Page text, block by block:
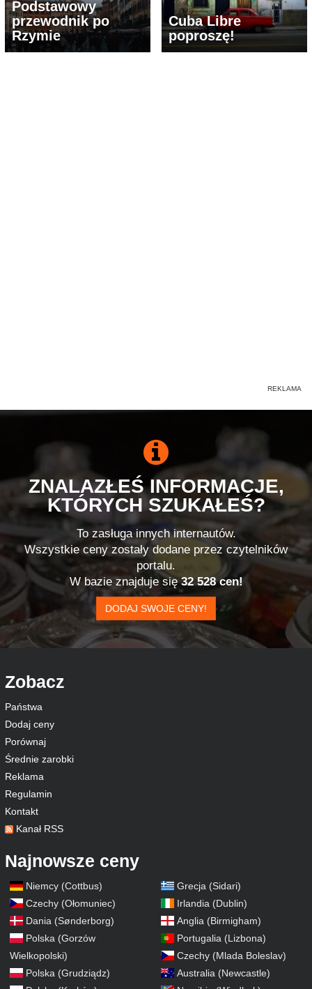
Podstawowy
przewodnik po
Rzymie
Cuba Libre
poproszę!
ZNALAZŁEŚ INFORMACJE,
KTÓRYCH SZUKAŁEŚ?
To zasługa innych internautów.
Wszystkie ceny zostały dodane przez czytelników
portalu.
W bazie znajduje się32 528 cen!
DODAJ SWOJE CENY!
Zobacz
Państwa
Dodaj ceny
Porównaj
Średnie zarobki
Reklama
Regulamin
Kontakt
Kanał RSS
Najnowsze ceny
Niemcy (Cottbus)
Czechy (Ołomuniec)
Dania (Sønderborg)
Polska (Gorzów
Wielkopolski)
Polska (Grudziądz)
Grecja (Sidari)
Irlandia (Dublin)
Anglia (Birmigham)
Portugalia (Lizbona)
Czechy (Mlada Boleslav)
Australia (Newcastle)